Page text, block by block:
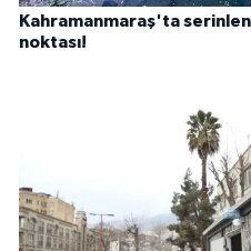
Kahramanmaraş'ta
noktası!